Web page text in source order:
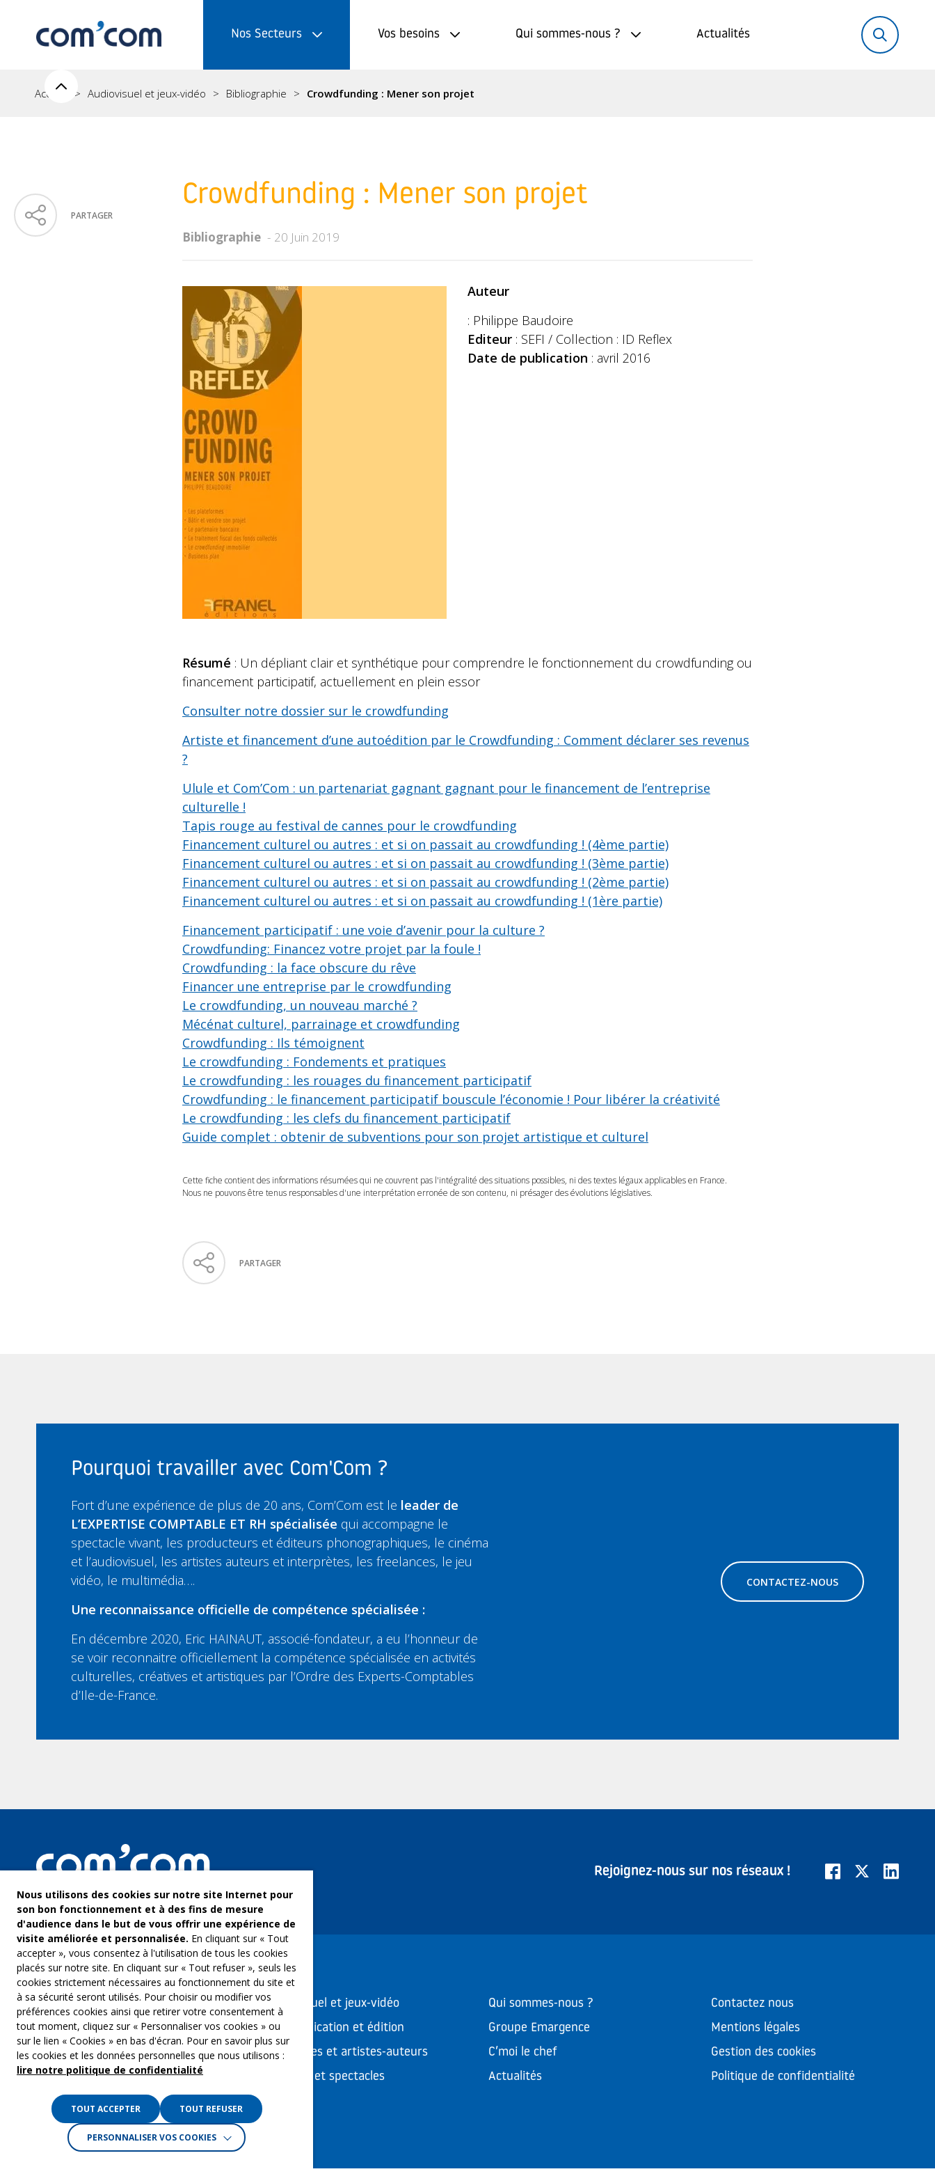
Nos Secteurs Vos besoins Qui sommes-nous ? Actualités
Rechercher:
Accueil Audiovisuel et jeux-vidéo Bibliographie Crowdfunding : Mener son projet
Crowdfunding : Mener son projet
Bibliographie 20 Juin 2019
PARTAGER
Auteur
: Philippe Baudoire
Editeur : SEFI / Collection : ID Reflex
Date de publication : avril 2016
Résumé : Un dépliant clair et synthétique pour comprendre le fonctionnement du crowdfunding ou
financement participatif, actuellement en plein essor
Consulter notre dossier sur le crowdfunding
Artiste et financement d’une autoédition par le Crowdfunding : Comment déclarer ses revenus
?
Ulule et Com’Com : un partenariat gagnant gagnant pour le financement de l’entreprise
culturelle !
Tapis rouge au festival de cannes pour le crowdfunding
Financement culturel ou autres : et si on passait au crowdfunding ! (4ème partie)
Financement culturel ou autres : et si on passait au crowdfunding ! (3ème partie)
Financement culturel ou autres : et si on passait au crowdfunding ! (2ème partie)
Financement culturel ou autres : et si on passait au crowdfunding ! (1ère partie)
Financement participatif : une voie d’avenir pour la culture ?
Crowdfunding: Financez votre projet par la foule !
Crowdfunding : la face obscure du rêve
Financer une entreprise par le crowdfunding
Le crowdfunding, un nouveau marché ?
Mécénat culturel, parrainage et crowdfunding
Crowdfunding : Ils témoignent
Le crowdfunding : Fondements et pratiques
Le crowdfunding : les rouages du financement participatif
Crowdfunding : le financement participatif bouscule l’économie ! Pour libérer la créativité
Le crowdfunding : les clefs du financement participatif
Guide complet : obtenir de subventions pour son projet artistique et culturel
Cette fiche contient des informations résumées qui ne couvrent pas l'intégralité des situations possibles, ni des textes légaux applicables en France.
Nous ne pouvons être tenus responsables d'une interprétation erronée de son contenu, ni présager des évolutions législatives.
PARTAGER
Pourquoi travailler avec Com'Com ?
Fort d’une expérience de plus de 20 ans, Com’Com est le leader de
L’EXPERTISE COMPTABLE ET RH spécialisée qui accompagne le
spectacle vivant, les producteurs et éditeurs phonographiques, le cinéma
et l’audiovisuel, les artistes auteurs et interprètes, les freelances, le jeu
vidéo, le multimédia….
Une reconnaissance officielle de compétence spécialisée :
En décembre 2020, Eric HAINAUT, associé-fondateur, a eu l’honneur de
se voir reconnaitre officiellement la compétence spécialisée en activités
culturelles, créatives et artistiques par l’Ordre des Experts-Comptables
d’Ile-de-France.
CONTACTEZ-NOUS
Rejoignez-nous sur nos réseaux !
COM’COM
Groupe Emargence
141 avenue de Wagram
75017 Paris
Tél. :01 53 19 00 00
Audiovisuel et jeux-vidéo
Communication et édition
Freelances et artistes-auteurs
Musique et spectacles
Qui sommes-nous ?
Groupe Emargence
C’moi le chef
Actualités
Contactez nous
Mentions légales
Gestion des cookies
Politique de confidentialité
Crédits : La Jungle
Nous utilisons des cookies sur notre site Internet pour
son bon fonctionnement et à des fins de mesure
d'audience dans le but de vous offrir une expérience de
visite améliorée et personnalisée. En cliquant sur « Tout
accepter », vous consentez à l'utilisation de tous les cookies
placés sur notre site. En cliquant sur « Tout refuser », seuls les
cookies strictement nécessaires au fonctionnement du site et
à sa sécurité seront utilisés. Pour choisir ou modifier vos
préférences cookies ainsi que retirer votre consentement à
tout moment, cliquez sur « Personnaliser vos cookies » ou
sur le lien « Cookies » en bas d'écran. Pour en savoir plus sur
les cookies et les données personnelles que nous utilisons :
lire notre politique de confidentialité
TOUT ACCEPTER TOUT REFUSER
PERSONNALISER VOS COOKIES